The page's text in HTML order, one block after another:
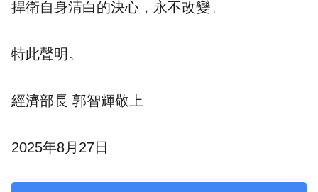
捍衛自身清白的決心，永不改變。
特此聲明。
經濟部長 郭智輝敬上
2025年8月27日